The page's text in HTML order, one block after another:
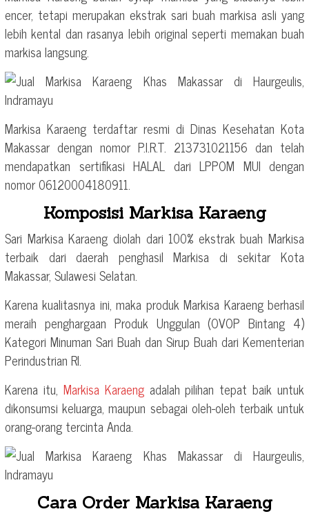
encer, tetapi merupakan ekstrak sari buah markisa asli yang
lebih kental dan rasanya lebih original seperti memakan buah
markisa langsung.
Markisa Karaeng terdaftar resmi di Dinas Kesehatan Kota
Makassar dengan nomor P.I.R.T. 213731021156 dan telah
mendapatkan sertifikasi HALAL dari LPPOM MUI dengan
nomor 06120004180911.
Komposisi Markisa Karaeng
Sari Markisa Karaeng diolah dari 100% ekstrak buah Markisa
terbaik dari daerah penghasil Markisa di sekitar Kota
Makassar, Sulawesi Selatan.
Karena kualitasnya ini, maka produk Markisa Karaeng berhasil
meraih penghargaan Produk Unggulan (OVOP Bintang 4)
Kategori Minuman Sari Buah dan Sirup Buah dari Kementerian
Perindustrian RI.
Karena itu, Markisa Karaengadalah pilihan tepat baik untuk
dikonsumsi keluarga, maupun sebagai oleh-oleh terbaik untuk
orang-orang tercinta Anda.
Cara Order Markisa Karaeng